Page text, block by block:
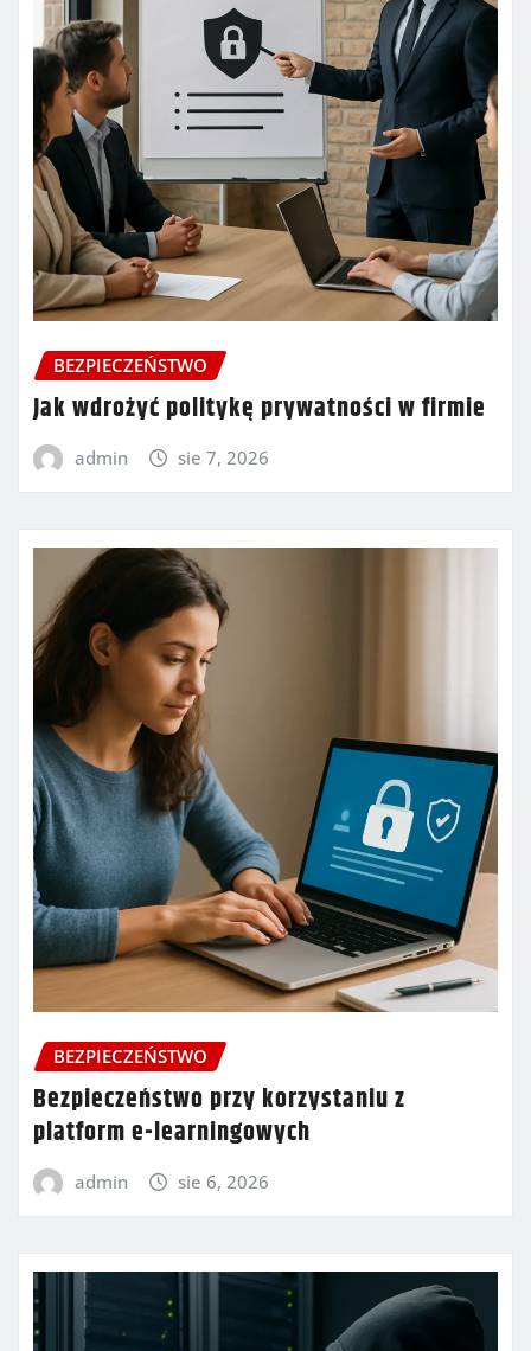
BEZPIECZEŃSTWO
Jak wdrożyć politykę prywatności w firmie
admin sie 7, 2026
BEZPIECZEŃSTWO
Bezpieczeństwo przy korzystaniu z
platform e-learningowych
admin sie 6, 2026